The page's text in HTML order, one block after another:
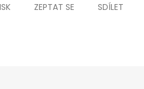
ZEPTAT SE SDÍLET